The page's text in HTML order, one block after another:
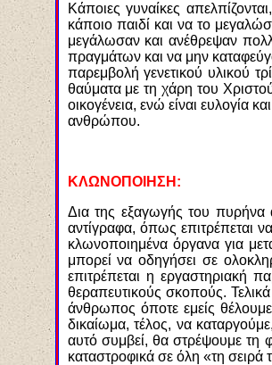
Κάποιες γυναίκες
κάποιο παιδί και να το
μεγάλωσαν και ανέθρεψαν
πραγμάτων και να μην
παρεμβολή γενετικού υλικού
θαύματα με τη χάρη του
οικογένεια, ενώ είναι ευλογία
ανθρώπου.
ΚΛΩΝΟΠΟΙΗΣΗ:
Δια της εξαγωγής του πυρήνα
αντίγραφα, όπως επιτρέπεται
κλωνοποιημένα όργανα για
μπορεί να οδηγήσει σε
επιτρέπεται η εργαστηριακή
θεραπευτικούς σκοπούς.
άνθρωπος όποτε εμείς
δικαίωμα, τέλος, να
αυτό συμβεί, θα στρέψουμε τη
καταστροφικά σε όλη «τη